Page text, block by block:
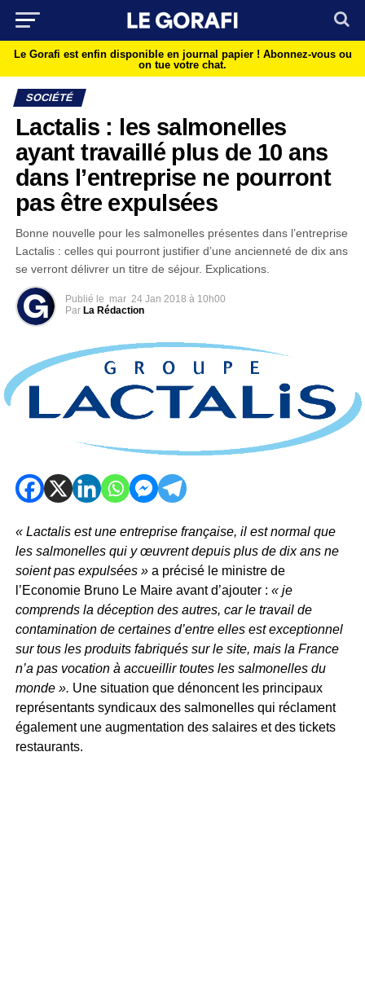
Le Gorafi est enfin disponible en journal papier ! Abonnez-vous ou
on tue votre chat.
SOCIÉTÉ
Lactalis : les salmonelles
ayant travaillé plus de 10 ans
dans l’entreprise ne pourront
pas être expulsées
Bonne nouvelle pour les salmonelles présentes dans l’entreprise
Lactalis : celles qui pourront justifier d’une ancienneté de dix ans
se verront délivrer un titre de séjour. Explications.
Publié le mar 24 Jan 2018 à 10h00
Par La Rédaction
« Lactalis est une entreprise française, il est normal que
les salmonelles qui y œuvrent depuis plus de dix ans ne
soient pas expulsées »a précisé le ministre de
l’Economie Bruno Le Maire avant d’ajouter : « je
comprends la déception des autres, car le travail de
contamination de certaines d’entre elles est exceptionnel
sur tous les produits fabriqués sur le site, mais la France
n’a pas vocation à accueillir toutes les salmonelles du
monde ». Une situation que dénoncent les principaux
représentants syndicaux des salmonelles qui réclament
également une augmentation des salaires et des tickets
restaurants.